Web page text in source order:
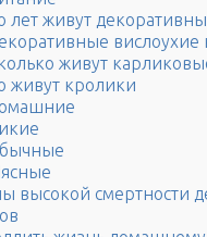
лет живут
вислоухие
живут
живут кролики
высокой смертности